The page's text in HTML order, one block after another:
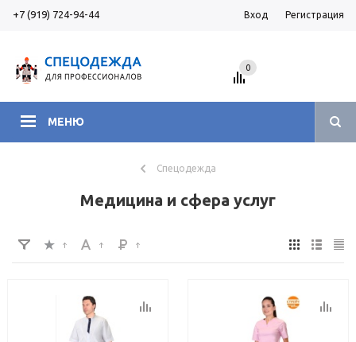
+7 (919) 724-94-44 Вход Регистрация
МЕНЮ
0
Спецодежда
Медицина и сфера услуг